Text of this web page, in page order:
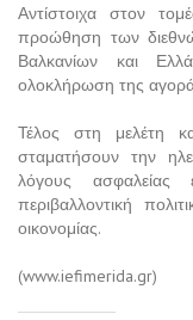
Αντίστοιχα στον
προώθηση των
Βαλκανίων και
ολοκλήρωση της
Τέλος στη μελέτη
σταματήσουν την
λόγους
περιβαλλοντική
οικονομίας.
(www.iefimerida.gr)